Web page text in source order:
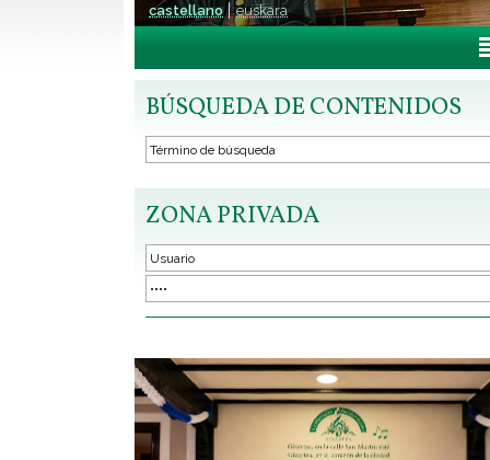
castellano euskara
BÚSQUEDA DE CONTENIDOS
ZONA PRIVADA